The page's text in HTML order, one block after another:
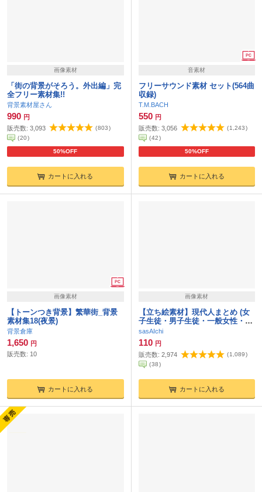
画像素材
「街の背景がそろう。外出編」完
全フリー素材集!!
背景素材屋さん
990 円
50%OFF
販売数: 3,093 (803)
(20)
カートに入れる
音素材
フリーサウンド素材 セット(564曲
収録)
T.M.BACH
550 円
50%OFF
販売数: 3,056 ( 1,243)
(42)
カートに入れる
画像素材
【トーンつき背景】繁華街_背景
素材集18(夜景)
背景倉庫
1,650 円
販売数: 10
カートに入れる
画像素材
【立ち絵素材】現代人まとめ (女
子生徒・男子生徒・一般女性・一
般男性・少女)
sasAIchi
110 円
販売数: 2,974 ( 1,089)
(38)
カートに入れる